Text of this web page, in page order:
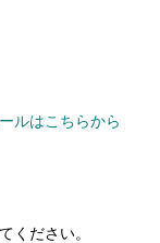
ルはこちらから
ください。